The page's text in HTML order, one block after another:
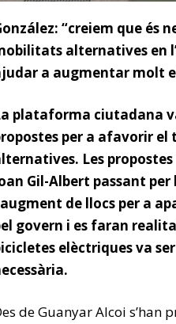
“creiem que és
alternatives en
a augmentar molt
plataforma ciutadana
per a afavorir
Les propostes
Gil-Albert passant
de llocs per a
govern i es faran
elèctriques va
de Guanyar Alcoi s’han